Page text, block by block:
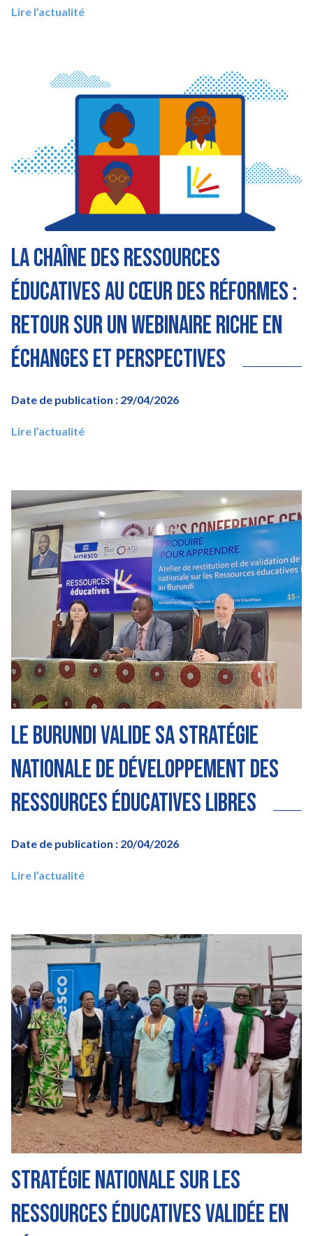
Lire l’actualité
La chaîne des ressources
éducatives au cœur des réformes :
retour sur un webinaire riche en
échanges et perspectives
Date de publication : 29/04/2026
Lire l’actualité
Image
Le Burundi valide sa stratégie
nationale de développement des
Ressources éducatives libres
Date de publication : 20/04/2026
Lire l’actualité
Image
Stratégie nationale sur les
ressources éducatives validée en